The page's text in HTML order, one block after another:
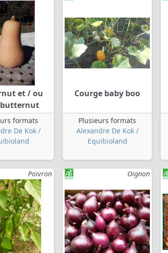
et / ou
formats
De Kok /
Courge baby boo
Plusieurs formats
Alexandre De Kok /
Equibioland
Poivron Oignon